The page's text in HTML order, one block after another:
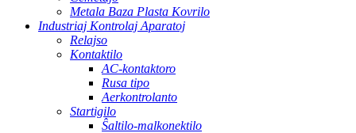
Metala Baza Plasta Kovrilo
Industriaj Kontrolaj Aparatoj
Relajso
Kontaktilo
AC-kontaktoro
Rusa tipo
Aerkontrolanto
Startigilo
Ŝaltilo-malkonektilo